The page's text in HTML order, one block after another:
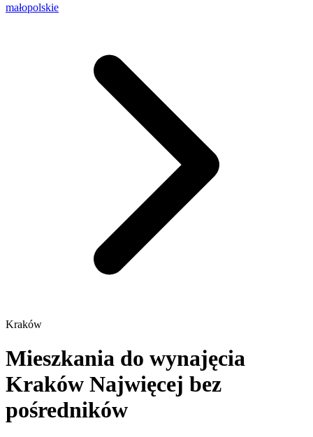
małopolskie
Kraków
Mieszkania do wynajęcia
Kraków Najwięcej bez
pośredników